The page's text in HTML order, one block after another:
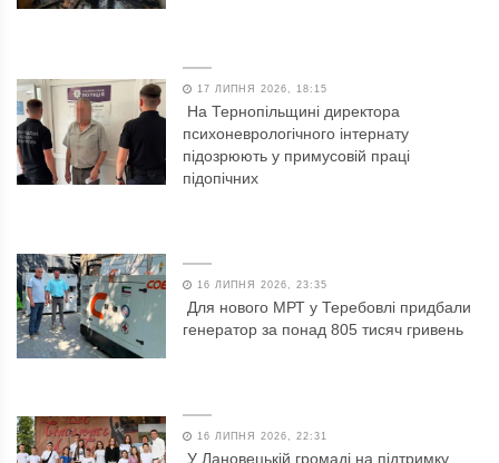
17 ЛИПНЯ 2026, 18:15
На Тернопільщині директора
психоневрологічного інтернату
підозрюють у примусовій праці
підопічних
16 ЛИПНЯ 2026, 23:35
Для нового МРТ у Теребовлі придбали
генератор за понад 805 тисяч гривень
16 ЛИПНЯ 2026, 22:31
У Лановецькій громаді на підтримку